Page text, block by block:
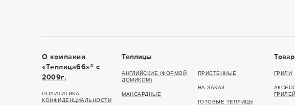
О компании
«Теплица66»® c
2009г.
ПОЛИТИТИКА
КОНФИДЕНЦИАЛЬНОСТИ
Теплицы
АНГЛИЙСКИЕ (ФОРМОЙ
ДОМИКОМ)
МАНСАРДНЫЕ
ПРИСТЕННЫЕ
НА ЗАКАЗ
ГОТОВЫЕ ТЕПЛИЦЫ
ГРИЛИ
ГРИЛЕЙ